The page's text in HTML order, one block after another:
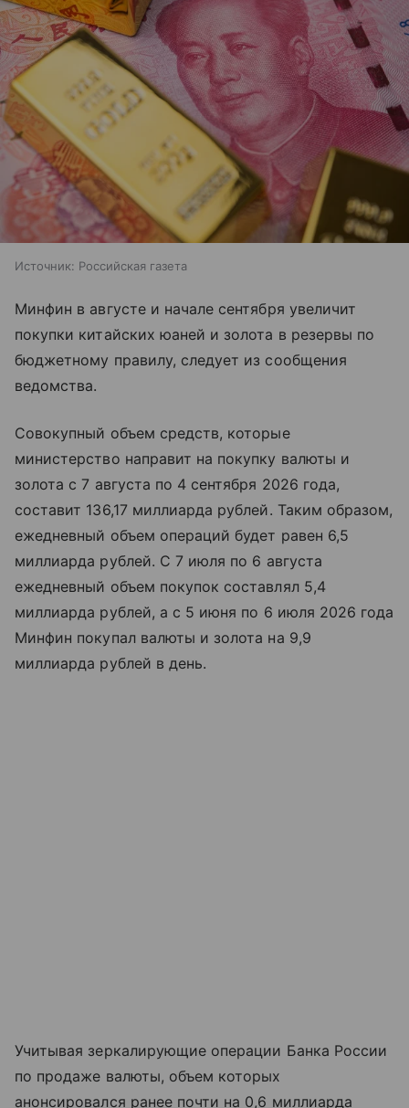
Источник: Российская газета
Минфин в августе и начале сентября увеличит
покупки китайских юаней и золота в резервы по
бюджетному правилу, следует из сообщения
ведомства.
Совокупный объем средств, которые
министерство направит на покупку валюты и
золота с 7 августа по 4 сентября 2026 года,
составит 136,17 миллиарда рублей. Таким образом,
ежедневный объем операций будет равен 6,5
миллиарда рублей. С 7 июля по 6 августа
ежедневный объем покупок составлял 5,4
миллиарда рублей, а с 5 июня по 6 июля 2026 года
Минфин покупал валюты и золота на 9,9
миллиарда рублей в день.
Учитывая зеркалирующие операции Банка России
по продаже валюты, объем которых
анонсировался ранее почти на 0,6 миллиарда